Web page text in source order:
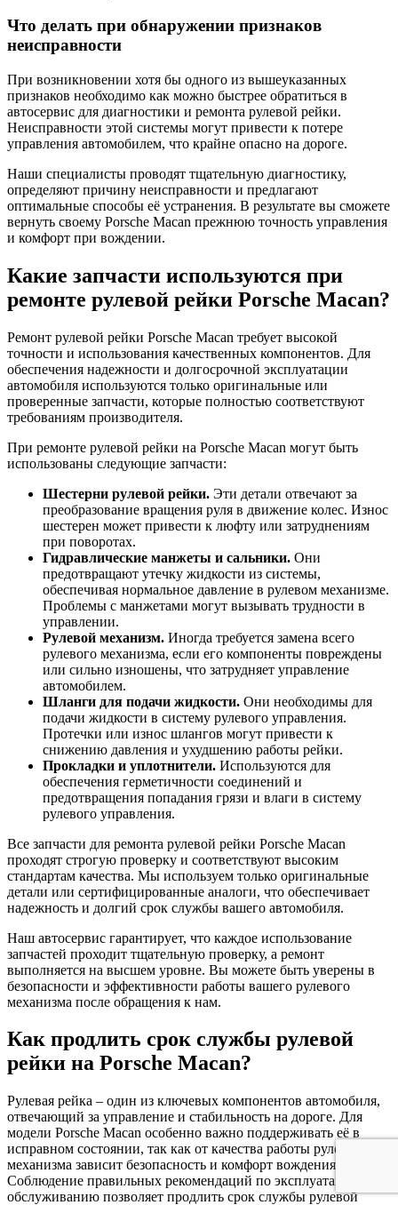
Что делать при обнаружении признаков
неисправности
При возникновении хотя бы одного из вышеуказанных
признаков необходимо как можно быстрее обратиться в
автосервис для диагностики и ремонта рулевой рейки.
Неисправности этой системы могут привести к потере
управления автомобилем, что крайне опасно на дороге.
Наши специалисты проводят тщательную диагностику,
определяют причину неисправности и предлагают
оптимальные способы её устранения. В результате вы сможете
вернуть своему Porsche Macan прежнюю точность управления
и комфорт при вождении.
Какие запчасти используются при
ремонте рулевой рейки Porsche Macan?
Ремонт рулевой рейки Porsche Macan требует высокой
точности и использования качественных компонентов. Для
обеспечения надежности и долгосрочной эксплуатации
автомобиля используются только оригинальные или
проверенные запчасти, которые полностью соответствуют
требованиям производителя.
При ремонте рулевой рейки на Porsche Macan могут быть
использованы следующие запчасти:
Шестерни рулевой рейки. Эти детали отвечают за
преобразование вращения руля в движение колес. Износ
шестерен может привести к люфту или затруднениям
при поворотах.
Гидравлические манжеты и сальники. Они
предотвращают утечку жидкости из системы,
обеспечивая нормальное давление в рулевом механизме.
Проблемы с манжетами могут вызывать трудности в
управлении.
Рулевой механизм. Иногда требуется замена всего
рулевого механизма, если его компоненты повреждены
или сильно изношены, что затрудняет управление
автомобилем.
Шланги для подачи жидкости. Они необходимы для
подачи жидкости в систему рулевого управления.
Протечки или износ шлангов могут привести к
снижению давления и ухудшению работы рейки.
Прокладки и уплотнители. Используются для
обеспечения герметичности соединений и
предотвращения попадания грязи и влаги в систему
рулевого управления.
Все запчасти для ремонта рулевой рейки Porsche Macan
проходят строгую проверку и соответствуют высоким
стандартам качества. Мы используем только оригинальные
детали или сертифицированные аналоги, что обеспечивает
надежность и долгий срок службы вашего автомобиля.
Наш автосервис гарантирует, что каждое использование
запчастей проходит тщательную проверку, а ремонт
выполняется на высшем уровне. Вы можете быть уверены в
безопасности и эффективности работы вашего рулевого
механизма после обращения к нам.
Как продлить срок службы рулевой
рейки на Porsche Macan?
Рулевая рейка – один из ключевых компонентов автомобиля,
отвечающий за управление и стабильность на дороге. Для
модели Porsche Macan особенно важно поддерживать её в
исправном состоянии, так как от качества работы рулевого
механизма зависит безопасность и комфорт вождения.
Соблюдение правильных рекомендаций по эксплуатации и
обслуживанию позволяет продлить срок службы рулевой